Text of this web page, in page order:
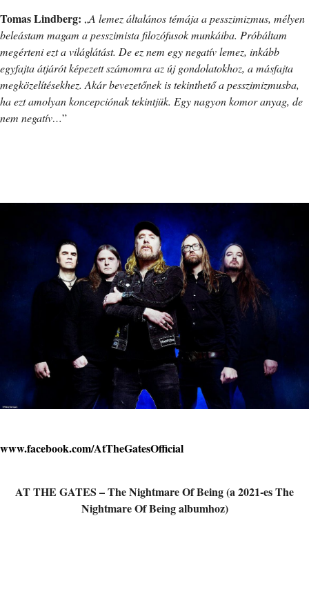
Tomas Lindberg: „A lemez általános témája a pesszimizmus, mélyen
beleástam magam a pesszimista filozófusok munkáiba. Próbáltam
megérteni ezt a világlátást. De ez nem egy negatív lemez, inkább
egyfajta átjárót képezett számomra az új gondolatokhoz, a másfajta
megközelítésekhez. Akár bevezetőnek is tekinthető a pesszimizmusba,
ha ezt amolyan koncepciónak tekintjük. Egy nagyon komor anyag, de
nem negatív…”
www.facebook.com/AtTheGatesOfficial
AT THE GATES – The Nightmare Of Being (a 2021-es The
Nightmare Of Being albumhoz)